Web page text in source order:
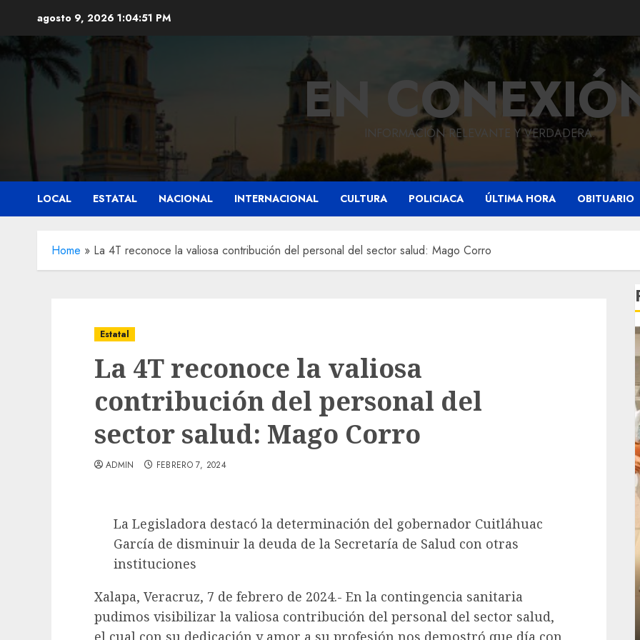
contenido
agosto 9, 2026 1:04:53 PM
ENINFORMACIÓN RELEVANTE Y VERDADERA.
LOCAL ESTATAL NACIONAL INTERNACIONAL CULTURA POLICIACA ÚLTIMA HORA OBITUARIO
Home » La 4T reconoce la valiosa contribución del personal del sector salud: Mago Corro
Estatal
La 4T reconoce la valiosa
contribución del personal del
sector salud: Mago Corro
ADMIN FEBRERO 7, 2024
La Legisladora destacó la determinación del gobernador Cuitláhuac
García de disminuir la deuda de la Secretaría de Salud con otras
instituciones
Xalapa, Veracruz, 7 de febrero de 2024.- En la contingencia sanitaria
pudimos visibilizar la valiosa contribución del personal del sector salud,
el cual con su dedicación y amor a su profesión nos demostró que día con
Obra de pavimentación de San Marcial será
mejorada. Interviene CASF
ADMIN JULIO 27, 2026
Reviven la historia de Fortín, con exposición
de la cronista Minerva Salas.
ADMIN JULIO 31, 2026